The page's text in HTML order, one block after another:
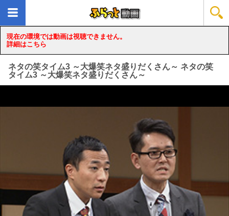
現在の環境では動画は視聴できません。
詳細はこちら
ネタの笑タイム3 ～大爆笑ネタ盛りだくさん～ ネタの笑
タイム3 ～大爆笑ネタ盛りだくさん～
loading...